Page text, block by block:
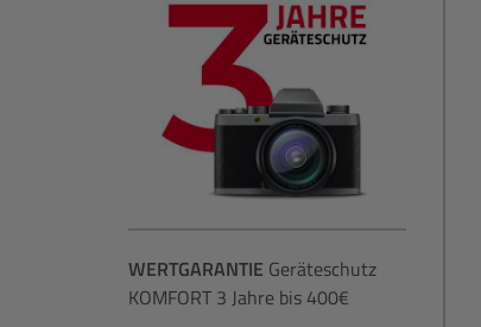
WERTGARANTIE Geräteschutz
KOMFORT 3 Jahre bis 400€